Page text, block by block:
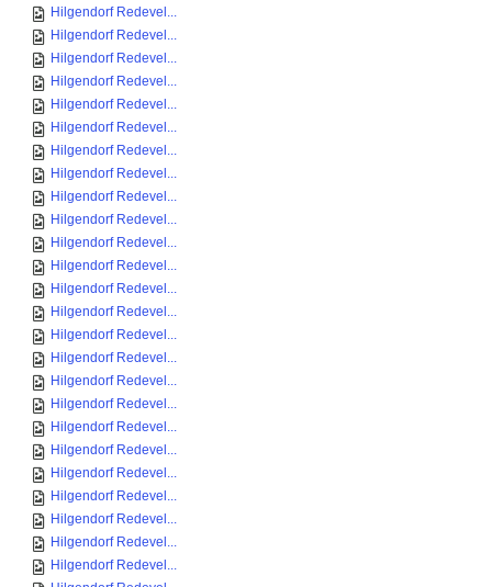
Hilgendorf Redevel...
Hilgendorf Redevel...
Hilgendorf Redevel...
Hilgendorf Redevel...
Hilgendorf Redevel...
Hilgendorf Redevel...
Hilgendorf Redevel...
Hilgendorf Redevel...
Hilgendorf Redevel...
Hilgendorf Redevel...
Hilgendorf Redevel...
Hilgendorf Redevel...
Hilgendorf Redevel...
Hilgendorf Redevel...
Hilgendorf Redevel...
Hilgendorf Redevel...
Hilgendorf Redevel...
Hilgendorf Redevel...
Hilgendorf Redevel...
Hilgendorf Redevel...
Hilgendorf Redevel...
Hilgendorf Redevel...
Hilgendorf Redevel...
Hilgendorf Redevel...
Hilgendorf Redevel...